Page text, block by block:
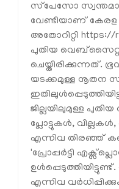
സ്‌പേസോ
വേണ്ടിയാണ് കേരള
അതോറിറ്റി https://
പുതിയ
ചെയ്തിരിക്കുന്നത്.
യടക്കമുള്ള നൂതന
ജില്ലയിലുമുള്ള
പ്ലോട്ടുകൾ,
എന്നിവ തിരഞ്ഞ്
'പ്രോപ്പർട്ടി
എന്നിവ